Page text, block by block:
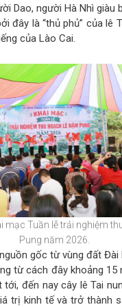
Dao, người Hà Nhì giàu
đây là “thủ phủ” của lê
của Lào Cai.
mạc Tuần lễ trải nghiệm
Pung năm 2026.
gốc từ vùng đất Đài
từ cách đây khoảng 15
đến nay cây lê Tai
trị kinh tế và trở thành